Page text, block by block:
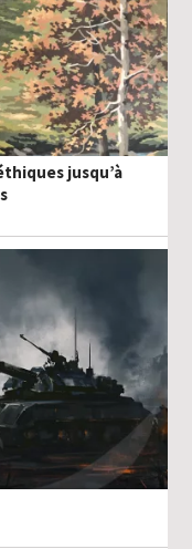
jusqu’à